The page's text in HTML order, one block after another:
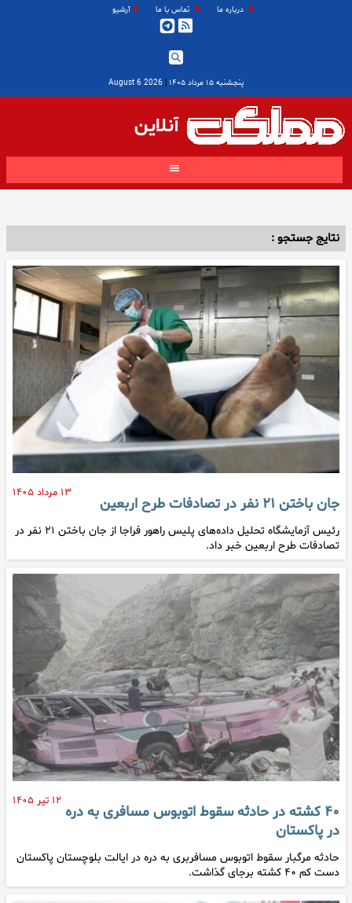
درباره ما تماس با ما آرشیو
پنجشنبه ۱۵ مرداد ۱۴۰۵ |
2026 August 6
آنلاین
نتایج جستجو :
۱۳ مرداد ۱۴۰۵
جان باختن ۲۱ نفر در تصادفات طرح اربعین
رئیس آزمایشگاه تحلیل داده‌های پلیس راهور فراجا از جان باختن ۲۱ نفر در
تصادفات طرح اربعین خبر داد.
۱۲ تیر ۱۴۰۵
۴۰ کشته در حادثه سقوط اتوبوس مسافری به دره
در پاکستان
حادثه مرگبار سقوط اتوبوس مسافربری به دره در ایالت بلوچستان پاکستان
دست کم ۴۰ کشته برجای گذاشت.